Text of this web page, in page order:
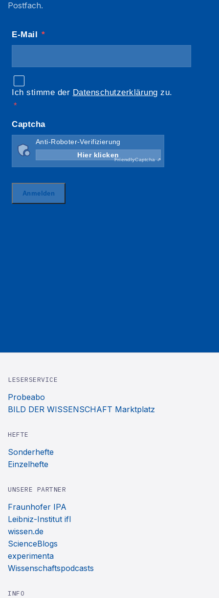
Postfach.
LESERSERVICE
Probeabo
BILD DER WISSENSCHAFT Marktplatz
HEFTE
Sonderhefte
Einzelhefte
UNSERE PARTNER
Fraunhofer IPA
Leibniz-Institut ifl
wissen.de
ScienceBlogs
experimenta
Wissenschaftspodcasts
INFO